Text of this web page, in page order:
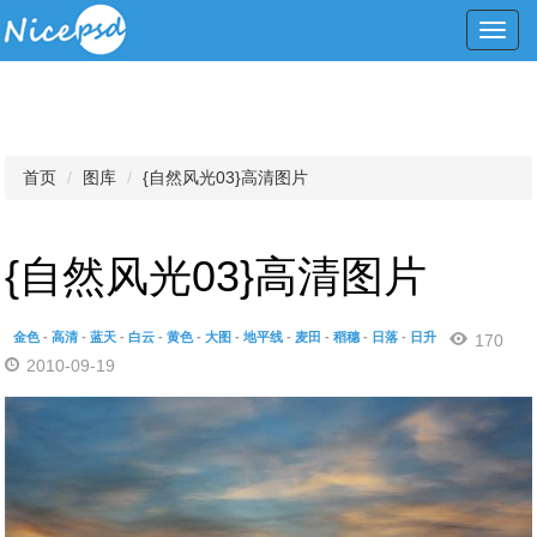
首页 图库 {自然风光03}高清图片
{自然风光03}高清图片
金色- 高清- 蓝天- 白云- 黄色- 大图 - 地平线- 麦田 - 稻穗- 日落- 日升
170
2010-09-19